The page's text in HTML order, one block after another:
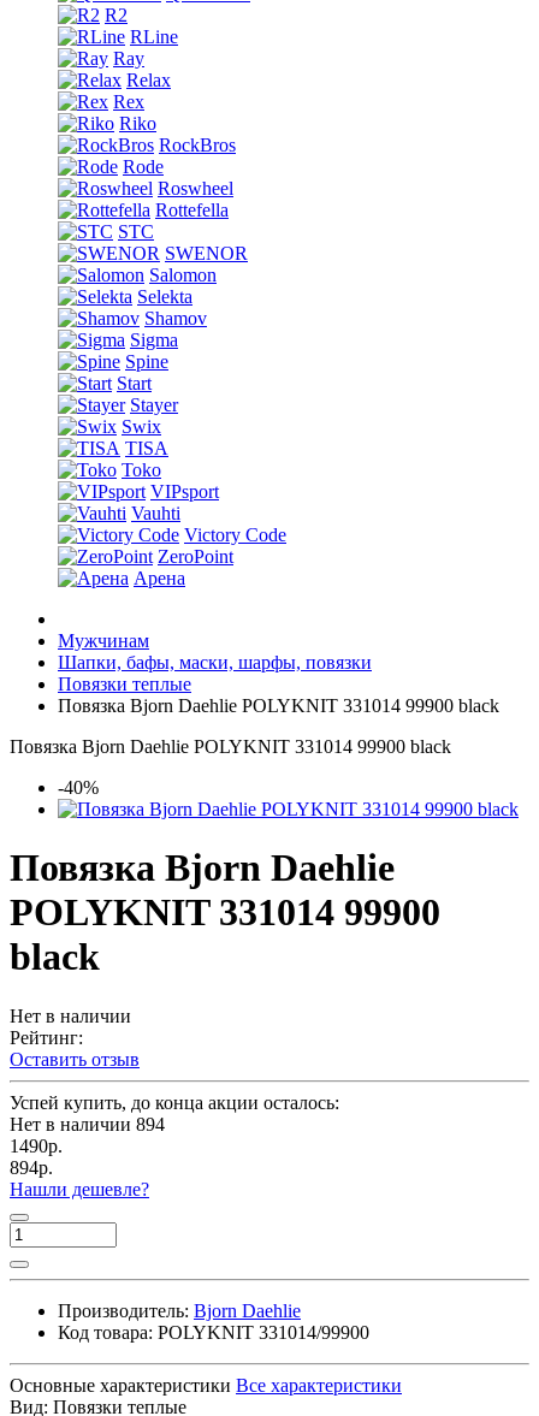
R2
RLine
Ray
Relax
Rex
Riko
RockBros
Rode
Roswheel
Rottefella
STC
SWENOR
Salomon
Selekta
Shamov
Sigma
Spine
Start
Stayer
Swix
TISA
Toko
VIPsport
Vauhti
Victory Code
ZeroPoint
Арена
Мужчинам
Шапки, бафы, маски, шарфы, повязки
Повязки теплые
Повязка Bjorn Daehlie POLYKNIT 331014 99900 black
Повязка Bjorn Daehlie POLYKNIT 331014 99900 black
-40%
Повязка Bjorn Daehlie
POLYKNIT 331014 99900
black
Нет в наличии
Рейтинг:
Оставить отзыв
Успей купить, до конца акции осталось:
Нет в наличии 894
1490р.
894р.
Нашли дешевле?
Производитель: Bjorn Daehlie
Код товара: POLYKNIT 331014/99900
Основные характеристики Все характеристики
Вид: Повязки теплые